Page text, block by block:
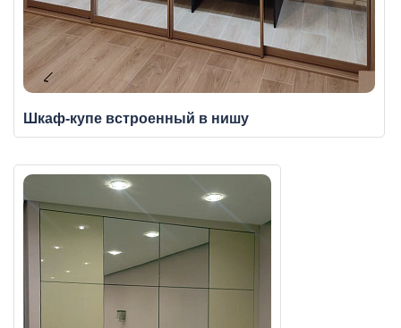
Шкаф-купе встроенный в нишу